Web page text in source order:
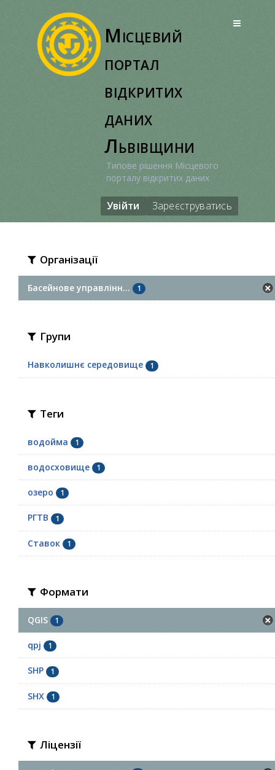
Місцевий
портал
відкритих
даних
Львівщини
Типове рішення Місцевого
порталу відкритих даних
Увійти Зареєструватись
Організації
Басейнове управлінн... 1
Групи
Навколишнє середовище 1
Теги
водойма 1
водосховище 1
озеро 1
РГТВ 1
Ставок 1
Формати
QGIS 1
qpj 1
SHP 1
SHX 1
Ліцензії